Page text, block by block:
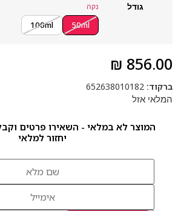
גודל נקה
50ml
100ml
₪ 856.00
ברקוד: 652638010182
המלאי אזל
המוצר לא במלאי - השאירו פרטים
יחזור למלאי